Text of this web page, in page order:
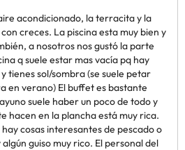
acondicionado, la terracita y la
creces. La piscina esta muy bien y
a nosotros nos gustó la parte
q suele estar mas vacía pq hay
tienes sol/sombra (se suele petar
en verano) El buffet es bastante
suele haber un poco de todo y
hacen en la plancha está muy rica.
cosas interesantes de pescado o
guiso muy rico. El personal del